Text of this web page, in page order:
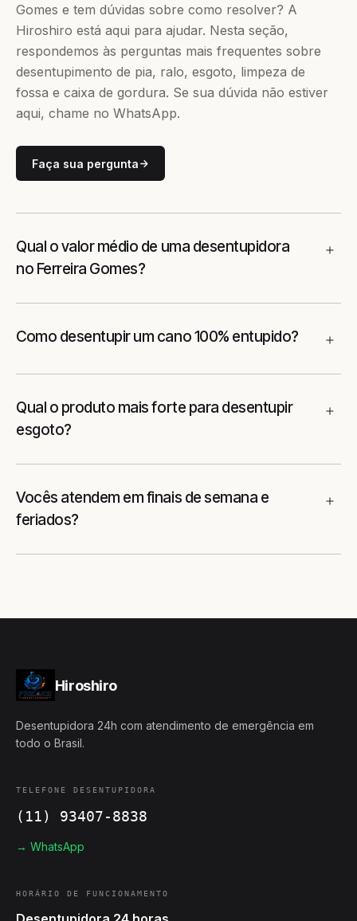
Gomes e tem dúvidas sobre como resolver? A
Hiroshiro está aqui para ajudar. Nesta seção,
respondemos às perguntas mais frequentes sobre
desentupimento de pia, ralo, esgoto, limpeza de
fossa e caixa de gordura. Se sua dúvida não estiver
aqui, chame no WhatsApp.
Faça sua pergunta
Qual o valor médio de uma desentupidora
no Ferreira Gomes?
Como desentupir um cano 100% entupido?
Qual o produto mais forte para desentupir
esgoto?
Vocês atendem em finais de semana e
feriados?
Hiroshiro
Desentupidora 24h com atendimento de emergência em
todo o Brasil.
TELEFONE DESENTUPIDORA
(11) 93407-8838
→ WhatsApp
HORÁRIO DE FUNCIONAMENTO